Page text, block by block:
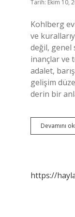
Tarih: Ekim 10,
Kohlberg
ve
değil, genel
inançlar ve
adalet,
gelişim
derin bir
Devamını
https://